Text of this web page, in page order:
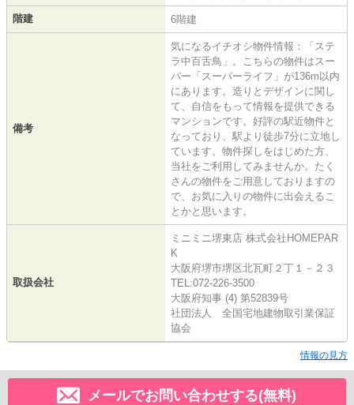
階建 6階建
備考
気になるイチオシ物件情報：「ステ
ラ中百舌鳥」。こちらの物件はスー
パー「スーパーライフ」が136m以内
にあります。造りとデザインに関し
て、自信をもって情報を提供できる
マンションです。好評の駅近物件と
なっており、駅より徒歩7分に立地し
ています。物件探しをはじめた方、
当社をご利用してみませんか。たく
さんの物件をご用意しておりますの
で、お気に入りの物件に出会えるこ
とかと思います。
取扱会社
ミニミニ堺東店 株式会社HOMEPAR
K
大阪府堺市堺区北瓦町２丁１－２３
TEL:072-226-3500
大阪府知事 (4) 第52839号
社団法人 全国宅地建物取引業保証
協会
情報の見方
メールでお問い合わせする(無料)